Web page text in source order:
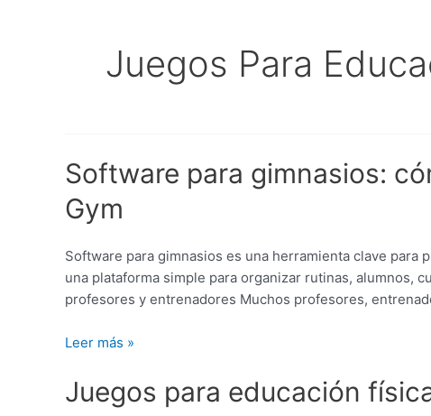
Juegos Para
Software para gimnasios:
Gym
Software para gimnasios es una herramienta clave
una plataforma simple para organizar rutinas, alumnos,
profesores y entrenadores Muchos profesores,
para
gimnasios:
cómo
rutinas,
cuotas
y
con
Gym
Leer más »
Juegos para educación
para
educación